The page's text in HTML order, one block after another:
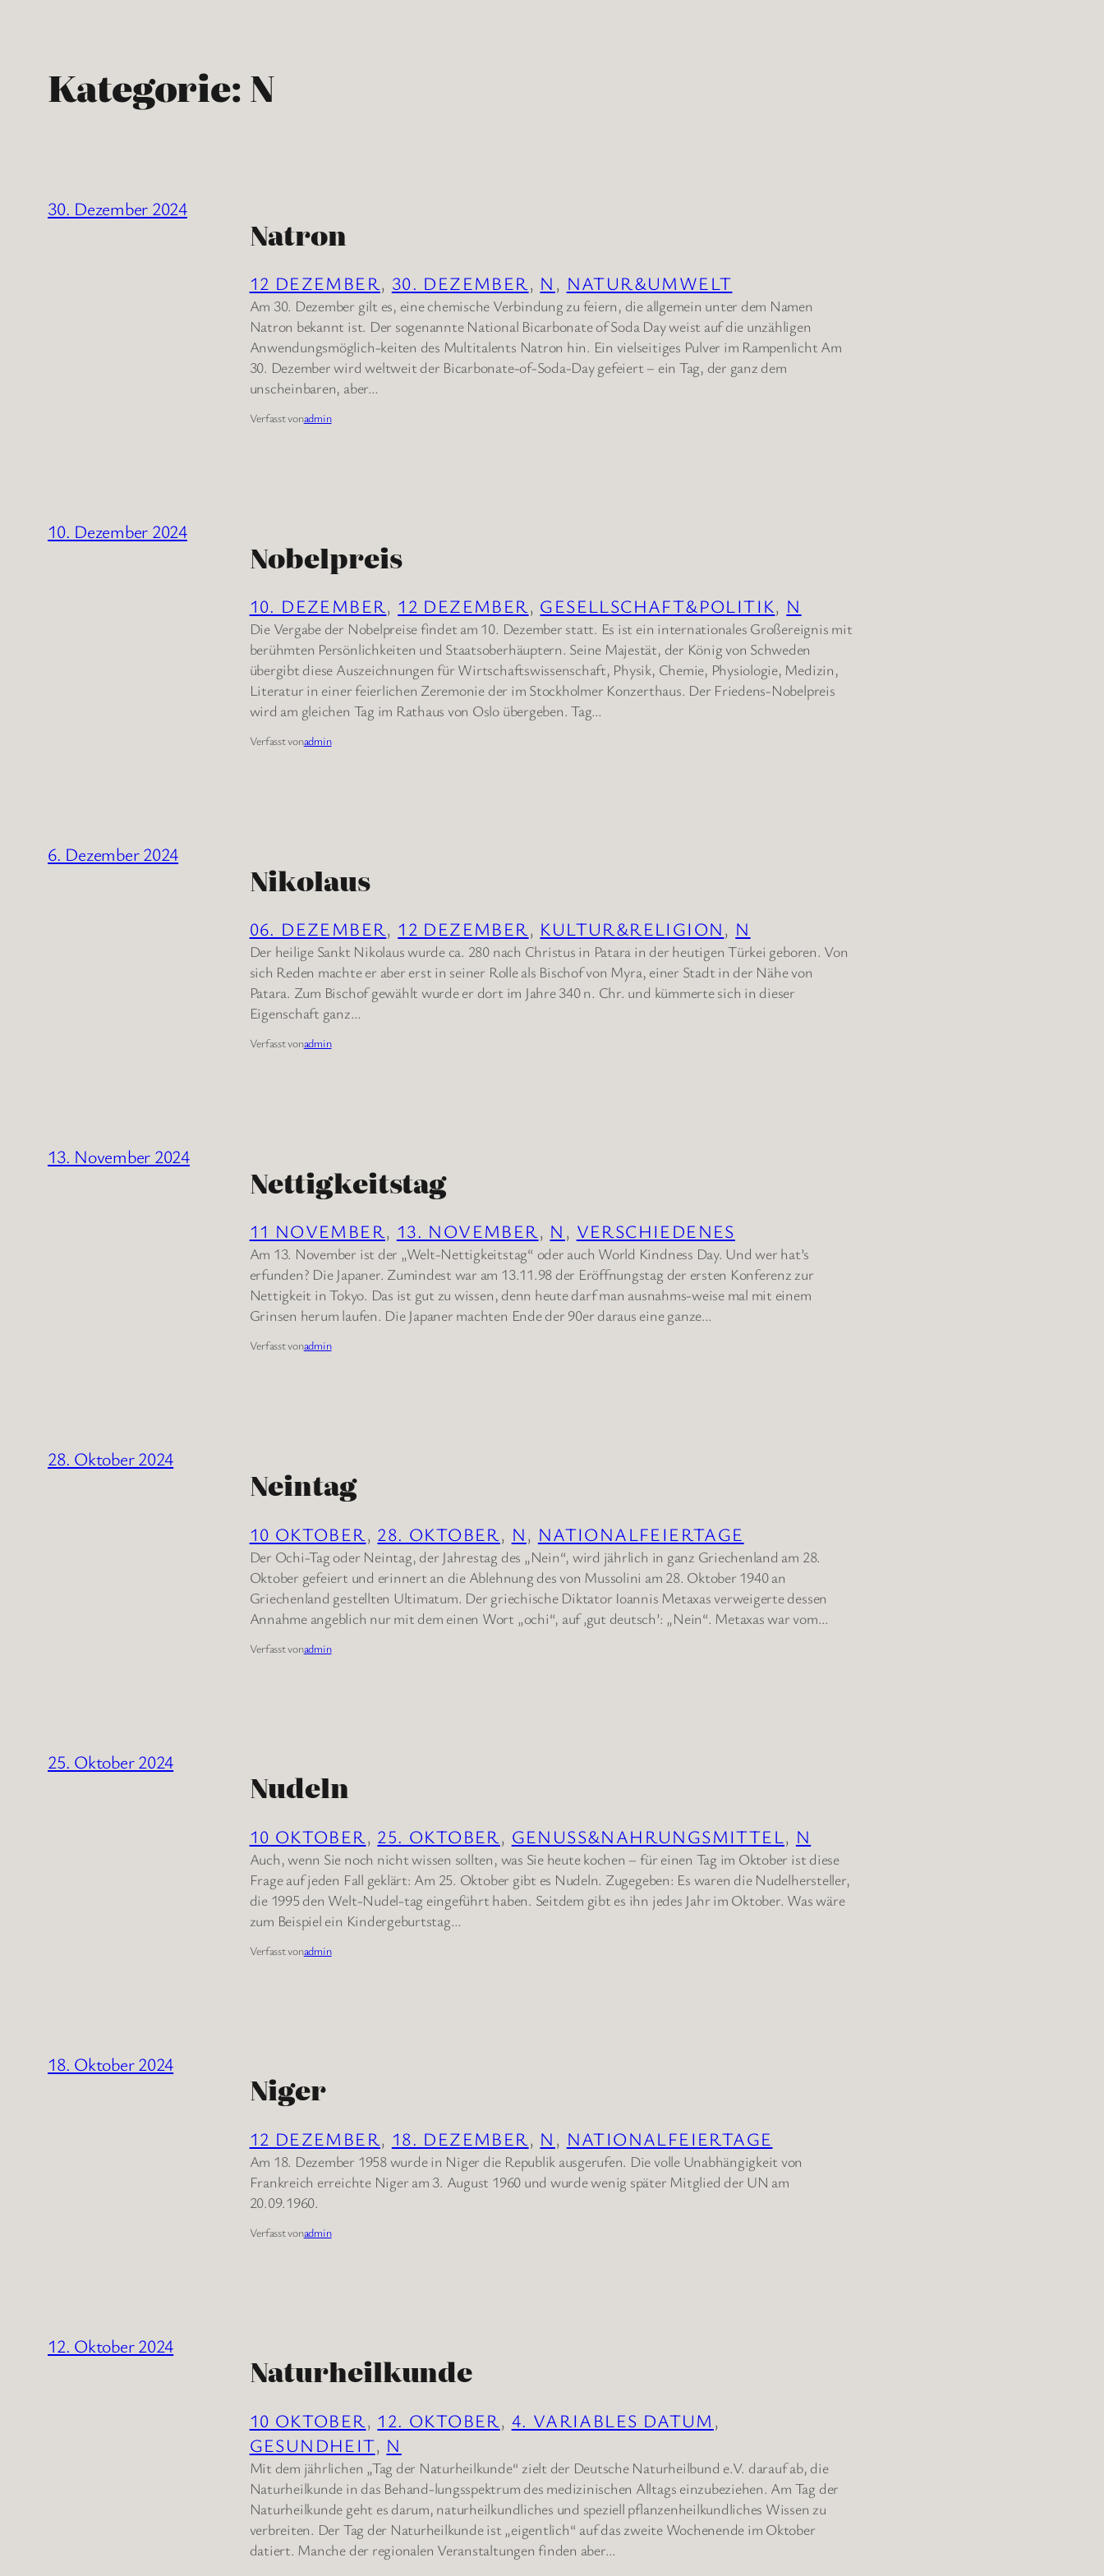
Kategorie:N
30. Dezember 2024
Natron
12 DEZEMBER, 30. DEZEMBER, N , NATUR&UMWELT
Am 30. Dezember gilt es, eine chemische Verbindung zu feiern, die allgemein unter dem Namen
Natron bekannt ist. Der sogenannte National Bicarbonate of Soda Day weist auf die unzähligen
Anwendungsmöglich-keiten des Multitalents Natron hin. Ein vielseitiges Pulver im Rampenlicht Am
30. Dezember wird weltweit der Bicarbonate-of-Soda-Day gefeiert – ein Tag, der ganz dem
unscheinbaren, aber…
Verfasst vonadmin
10. Dezember 2024
Nobelpreis
10. DEZEMBER, 12 DEZEMBER, GESELLSCHAFT&POLITIK, N
Die Vergabe der Nobelpreise findet am 10. Dezember statt. Es ist ein internationales Großereignis mit
berühmten Persönlichkeiten und Staatsoberhäuptern. Seine Majestät, der König von Schweden
übergibt diese Auszeichnungen für Wirtschaftswissenschaft, Physik, Chemie, Physiologie, Medizin,
Literatur in einer feierlichen Zeremonie der im Stockholmer Konzerthaus. Der Friedens-Nobelpreis
wird am gleichen Tag im Rathaus von Oslo übergeben. Tag…
Verfasst vonadmin
6. Dezember 2024
Nikolaus
06. DEZEMBER, 12 DEZEMBER, KULTUR&RELIGION, N
Der heilige Sankt Nikolaus wurde ca. 280 nach Christus in Patara in der heutigen Türkei geboren. Von
sich Reden machte er aber erst in seiner Rolle als Bischof von Myra, einer Stadt in der Nähe von
Patara. Zum Bischof gewählt wurde er dort im Jahre 340 n. Chr. und kümmerte sich in dieser
Eigenschaft ganz…
Verfasst vonadmin
13. November 2024
Nettigkeitstag
11 NOVEMBER, 13. NOVEMBER, N , VERSCHIEDENES
Am 13. November ist der „Welt-Nettigkeitstag“ oder auch World Kindness Day. Und wer hat’s
erfunden? Die Japaner. Zumindest war am 13.11.98 der Eröffnungstag der ersten Konferenz zur
Nettigkeit in Tokyo. Das ist gut zu wissen, denn heute darf man ausnahms-weise mal mit einem
Grinsen herum laufen. Die Japaner machten Ende der 90er daraus eine ganze…
Verfasst vonadmin
28. Oktober 2024
Neintag
10 OKTOBER , 28. OKTOBER , N, NATIONALFEIERTAGE
Der Ochi-Tag oder Neintag, der Jahrestag des „Nein“, wird jährlich in ganz Griechenland am 28.
Oktober gefeiert und erinnert an die Ablehnung des von Mussolini am 28. Oktober 1940 an
Griechenland gestellten Ultimatum. Der griechische Diktator Ioannis Metaxas verweigerte dessen
Annahme angeblich nur mit dem einen Wort „οchi“, auf ‚gut deutsch’: „Nein“. Metaxas war vom…
Verfasst vonadmin
25. Oktober 2024
Nudeln
10 OKTOBER , 25. OKTOBER , GENUSS&NAHRUNGSMITTEL, N
Auch, wenn Sie noch nicht wissen sollten, was Sie heute kochen – für einen Tag im Oktober ist diese
Frage auf jeden Fall geklärt: Am 25. Oktober gibt es Nudeln. Zugegeben: Es waren die Nudelhersteller,
die 1995 den Welt-Nudel-tag eingeführt haben. Seitdem gibt es ihn jedes Jahr im Oktober. Was wäre
zum Beispiel ein Kindergeburtstag…
Verfasst vonadmin
18. Oktober 2024
Niger
12 DEZEMBER, 18. DEZEMBER , N , NATIONALFEIERTAGE
Am 18. Dezember 1958 wurde in Niger die Republik ausgerufen. Die volle Unabhängigkeit von
Frankreich erreichte Niger am 3. August 1960 und wurde wenig später Mitglied der UN am
20.09.1960.
Verfasst vonadmin
12. Oktober 2024
Naturheilkunde
10 OKTOBER, 12. OKTOBER, 4. VARIABLES DATUM
GESUNDHEIT, N
Mit dem jährlichen „Tag der Naturheilkunde“ zielt der Deutsche Naturheilbund e.V. darauf ab, die
Naturheilkunde in das Behand-lungsspektrum des medizinischen Alltags einzubeziehen. Am Tag der
Naturheilkunde geht es darum, naturheilkundliches und speziell pflanzenheilkundliches Wissen zu
verbreiten. Der Tag der Naturheilkunde ist „eigentlich“ auf das zweite Wochenende im Oktober
datiert. Manche der regionalen Veranstaltungen finden aber…